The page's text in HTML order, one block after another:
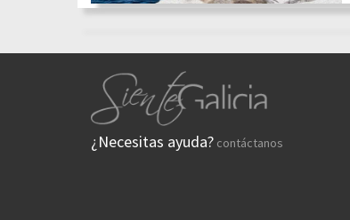
¿Necesitas ayuda? contáctanos